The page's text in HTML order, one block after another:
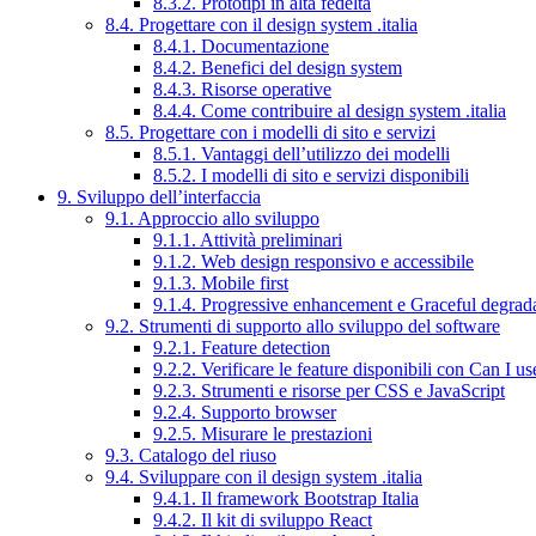
8.4. Progettare con il design system .italia
8.4.1. Documentazione
8.4.2. Benefici del design system
8.4.3. Risorse operative
8.4.4. Come contribuire al design system .italia
8.5. Progettare con i modelli di sito e servizi
8.5.1. Vantaggi dell’utilizzo dei modelli
8.5.2. I modelli di sito e servizi disponibili
9. Sviluppo dell’interfaccia
9.1. Approccio allo sviluppo
9.1.1. Attività preliminari
9.1.2. Web design responsivo e accessibile
9.1.3. Mobile first
9.1.4. Progressive enhancement e Graceful
9.2. Strumenti di supporto allo sviluppo del software
9.2.1. Feature detection
9.2.2. Verificare le feature disponibili con Can I
9.2.3. Strumenti e risorse per CSS e JavaScript
9.2.4. Supporto browser
9.2.5. Misurare le prestazioni
9.3. Catalogo del riuso
9.4. Sviluppare con il design system .italia
9.4.1. Il framework Bootstrap Italia
9.4.2. Il kit di sviluppo React